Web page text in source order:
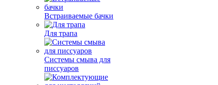
Встраиваемые бачки
Для трапа
Системы смыва для
писсуаров